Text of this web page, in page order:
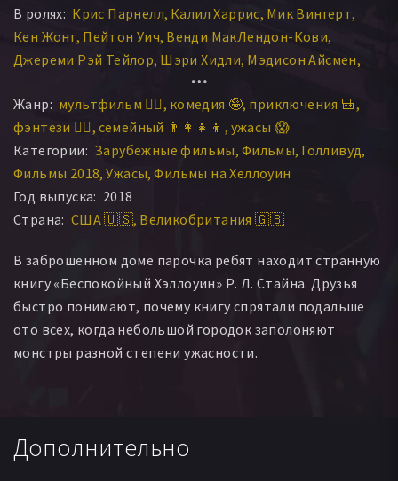
В ролях: Крис Парнелл Калил Харрис Мик Вингерт
Кен Жонг Пейтон Уич Венди МакЛендон-Кови
Джереми Рэй Тейлор Шэри Хидли Мэдисон Айсмен
Жанр: мультфильм 🧚‍♀️ комедия 🤪 приключения 🎒
фэнтези 🧝‍♂️ семейный 👨‍👩‍👧‍👦
ужасы 😱
Категории: Зарубежные фильмы Фильмы Голливуд
Фильмы 2018 Ужасы Фильмы на Хеллоуин
Год выпуска: 2018
Страна: США 🇺🇸 Великобритания 🇬🇧
В заброшенном доме парочка ребят находит странную
книгу «Беспокойный Хэллоуин» Р. Л. Стайна. Друзья
быстро понимают, почему книгу спрятали подальше
ото всех, когда небольшой городок заполоняют
монстры разной степени ужасности.
Дополнительно